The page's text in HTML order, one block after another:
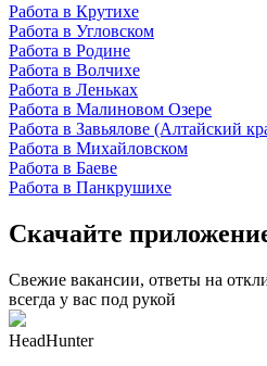
Работа в Крутихе
Работа в Угловском
Работа в Родине
Работа в Волчихе
Работа в Леньках
Работа в Малиновом Озере
Работа в Завьялове (Алтайский
Работа в Михайловском
Работа в Баеве
Работа в Панкрушихе
Скачайте
Свежие вакансии, ответы на
всегда у вас под рукой
HeadHunter